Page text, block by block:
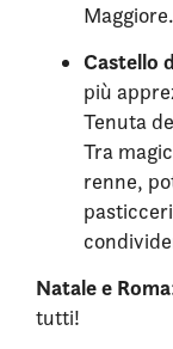
Maggiore.
Castello
più
Tenuta
Tra
renne,
Natale e Roma
tutti!